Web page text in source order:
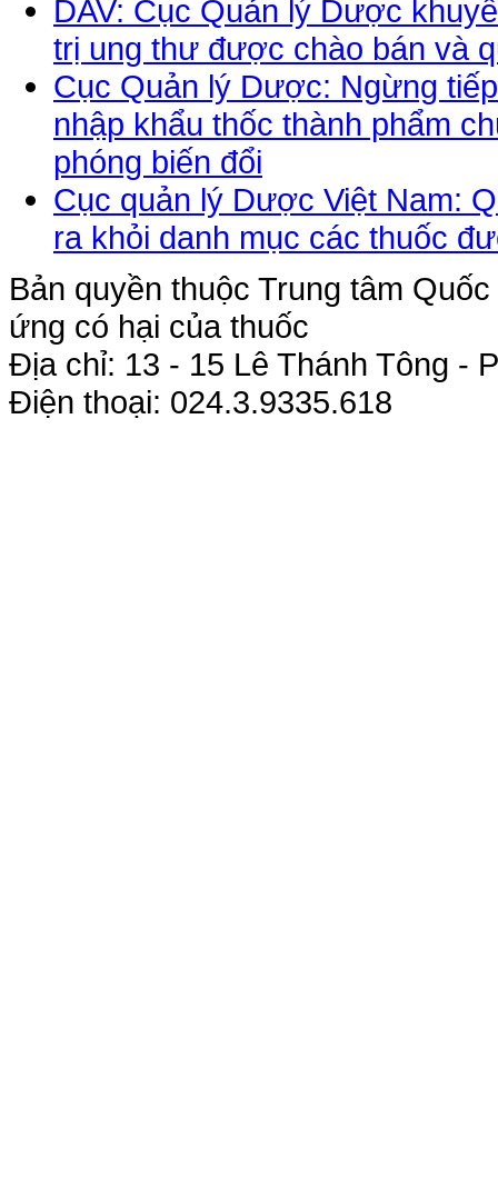
DAV: Cục Quản lý Dược
trị ung thư được chào bán và
Cục Quản lý Dược: Ngừng
nhập khẩu thốc thành phẩm
phóng biến đổi
Cục quản lý Dược Việt Nam:
ra khỏi danh mục các thuốc
Bản quyền thuộc Trung tâm
ứng có hại của thuốc
Địa chỉ: 13 - 15 Lê Thánh Tông -
Điện thoại: 024.3.9335.618